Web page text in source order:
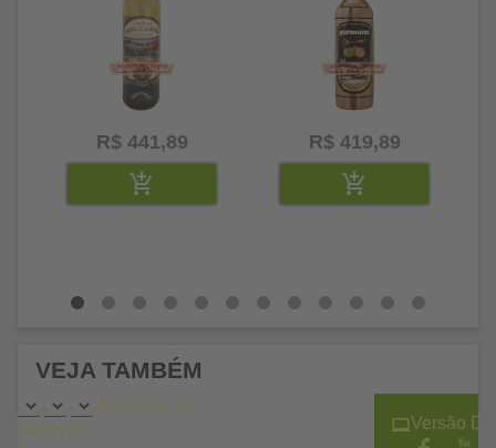
R$ 441,89 R$ 419,89
VEJA TAMBÉM
Adicionar ao
carrinho
Versão